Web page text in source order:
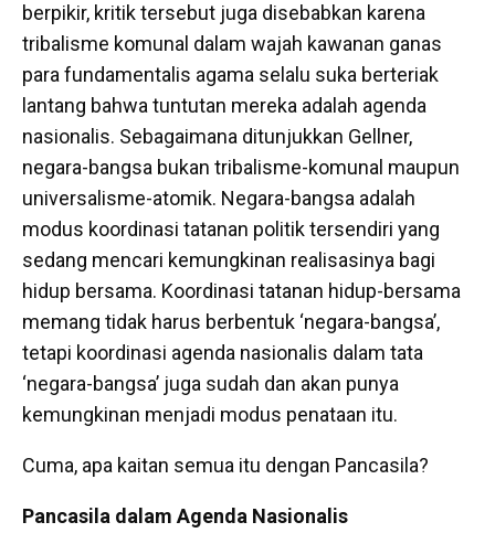
berpikir, kritik tersebut juga disebabkan karena
tribalisme komunal dalam wajah kawanan ganas
para fundamentalis agama selalu suka berteriak
lantang bahwa tuntutan mereka adalah agenda
nasionalis. Sebagaimana ditunjukkan Gellner,
negara-bangsa bukan tribalisme-komunal maupun
universalisme-atomik. Negara-bangsa adalah
modus koordinasi tatanan politik tersendiri yang
sedang mencari kemungkinan realisasinya bagi
hidup bersama. Koordinasi tatanan hidup-bersama
memang tidak harus berbentuk ‘negara-bangsa’,
tetapi koordinasi agenda nasionalis dalam tata
‘negara-bangsa’ juga sudah dan akan punya
kemungkinan menjadi modus penataan itu.
Cuma, apa kaitan semua itu dengan Pancasila?
Pancasila dalam Agenda Nasionalis